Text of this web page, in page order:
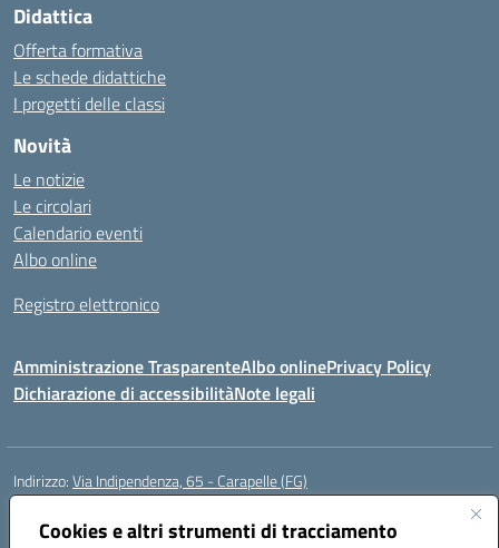
Cookies e altri strumenti di tracciamento
Didattica
Offerta formativa
Le schede didattiche
I progetti delle classi
Novità
Le notizie
Le circolari
Calendario eventi
Albo online
Registro elettronico
Amministrazione TrasparenteAlbo onlinePrivacy Policy
Dichiarazione di accessibilitàNote legali
Indirizzo:Via Indipendenza, 65 - Carapelle (FG)
Centralino:
Posta elettronica certificata (PEC):fgic822001@pec.istruzione.it